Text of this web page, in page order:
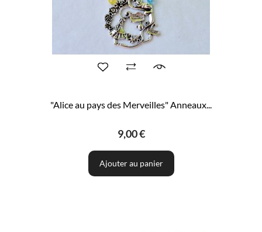
"Alice au pays des Merveilles" Anneaux...
9,00 €
Ajouter au panier